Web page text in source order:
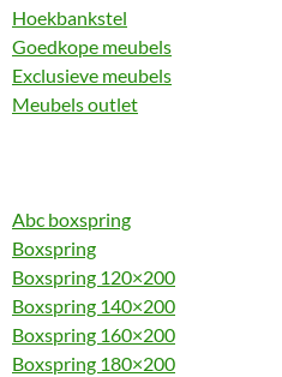
Hoekbankstel
Goedkope meubels
Exclusieve meubels
Meubels outlet
Abc boxspring
Boxspring
Boxspring 120×200
Boxspring 140×200
Boxspring 160×200
Boxspring 180×200